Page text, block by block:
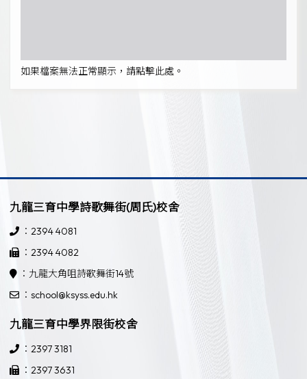
如果檔案無法正常顯示，請點擊此處。
九龍三育中學詩歌舞街(周氏)校舍
：2394 4081
：2394 4082
：九龍大角咀詩歌舞街14號
：school@ksyss.edu.hk
九龍三育中學界限街校舍
：2397 3181
：2397 3631